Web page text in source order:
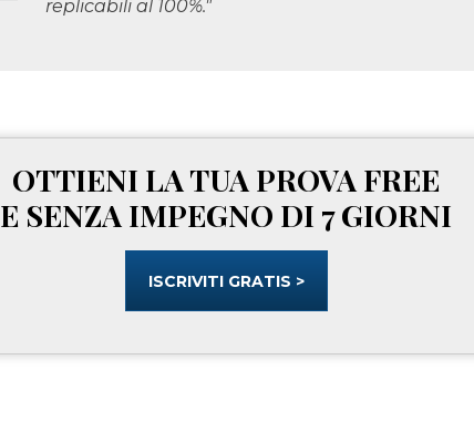
replicabili al 100%."
OTTIENI LA TUA PROVA FREE
E SENZA IMPEGNO DI 7 GIORNI
ISCRIVITI GRATIS >